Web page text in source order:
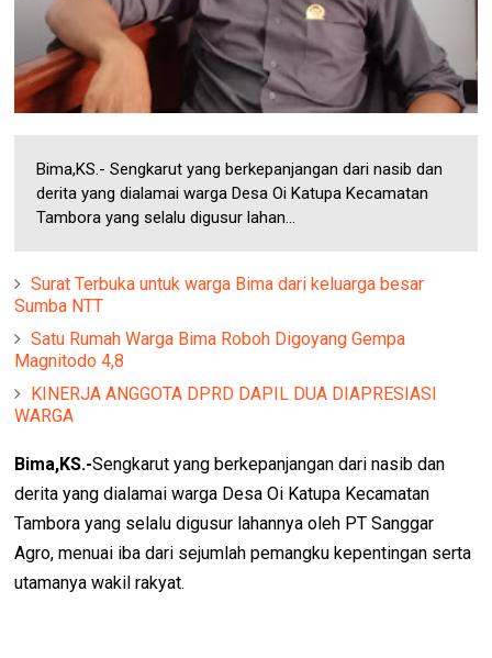
Bima,KS.- Sengkarut yang berkepanjangan dari nasib dan
derita yang dialamai warga Desa Oi Katupa Kecamatan
Tambora yang selalu digusur lahan...
Surat Terbuka untuk warga Bima dari keluarga besar
Sumba NTT
Satu Rumah Warga Bima Roboh Digoyang Gempa
Magnitodo 4,8
KINERJA ANGGOTA DPRD DAPIL DUA DIAPRESIASI
WARGA
Bima,KS.-Sengkarut yang berkepanjangan dari nasib dan
derita yang dialamai warga Desa Oi Katupa Kecamatan
Tambora yang selalu digusur lahannya oleh PT Sanggar
Agro, menuai iba dari sejumlah pemangku kepentingan serta
utamanya wakil rakyat.